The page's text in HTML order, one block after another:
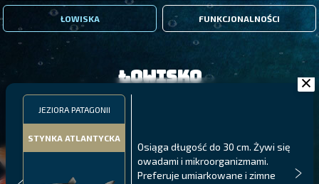
ŁOWISKA FUNKCJONALNOŚCI
JEZIORA PATAGONII
STYNKA ATLANTYCKA
Osiąga długość do 30 cm. Żywi się
owadami i mikroorganizmami.
Preferuje umiarkowane i zimne
Łowisko